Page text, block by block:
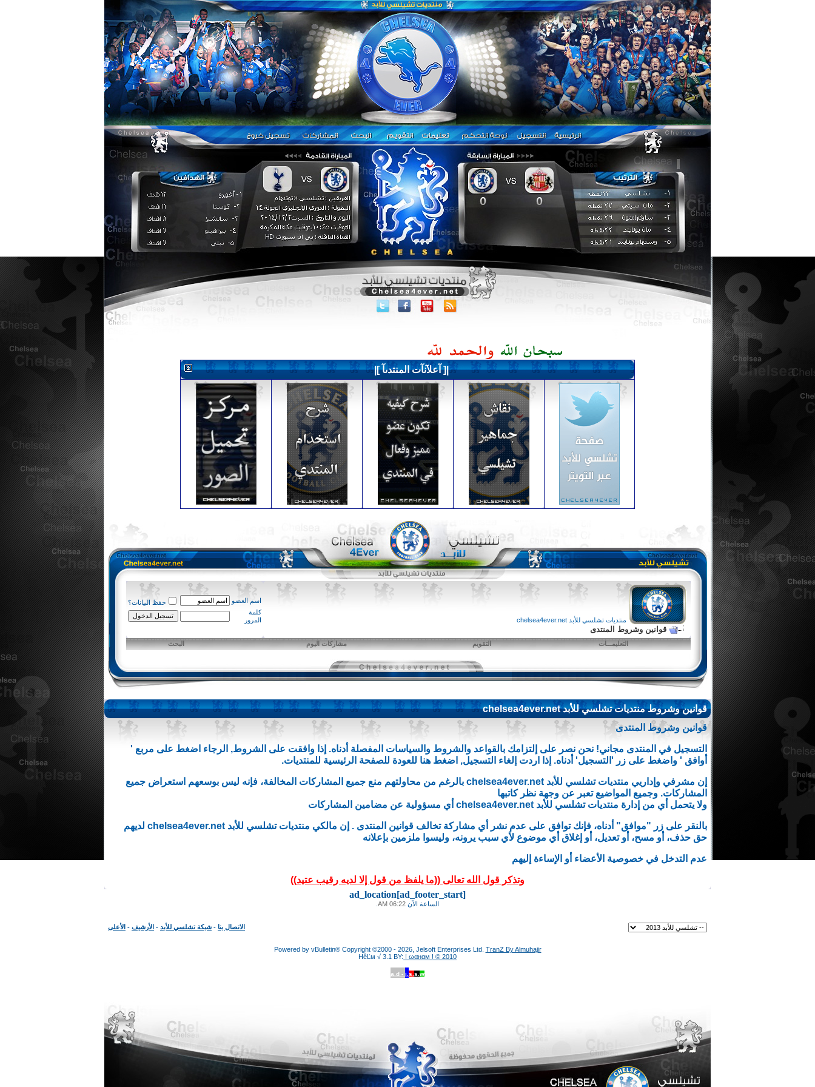
|[ آعلآنآت المنتدىآ ]|
منتديات تشلسي للأبد chelsea4ever.net
قوانين وشروط المنتدى
اسم العضو
حفظ البيانات؟
كلمة
المرور
التعليمـــات التقويم مشاركات اليوم البحث
قوانين وشروط منتديات تشلسي للأبد chelsea4ever.net
قوانين وشروط المنتدى
التسجيل في المنتدى مجاني! نحن نصر على إلتزامك بالقواعد والشروط والسياسات المفصلة أدناه. إذا وافقت على الشروط, الرجاء اضغط على مربع '
أوافق ' واضغط على زر 'التسجيل' أدناه. إذا اردت إلغاء التسجيل, اضغط هنا للعودة للصفحة الرئيسية للمنتديات.
إن مشرفي وإداريي منتديات تشلسي للأبد chelsea4ever.net بالرغم من محاولتهم منع جميع المشاركات المخالفة، فإنه ليس بوسعهم استعراض جميع
المشاركات. وجميع المواضيع تعبر عن وجهة نظر كاتبها
ولا يتحمل أي من إدارة منتديات تشلسي للأبد chelsea4ever.net أي مسؤولية عن مضامين المشاركات
بالنقر على زر "موافق" أدناه، فإنك توافق على عدم نشر أي مشاركة تخالف قوانين المنتدى . إن مالكي منتديات تشلسي للأبد chelsea4ever.net لديهم
حق حذف، أو مسح، أو تعديل، أو إغلاق أي موضوع لأي سبب يرونه، وليسوا ملزمين بإعلانه
عدم التدخل في خصوصية الأعضاء أو الإساءة إليهم
وتذكر قول الله تعالى ((ما يلفظ من قول إلا لديه رقيب عتيد))
ad_location[ad_footer_start]
الساعة الآن 06:22 AM
الاتصال بنا - شبكة تشلسي للأبد - الأرشيف - الأعلى
Powered by vBulletin® Copyright ©2000 - 2026, Jelsoft Enterprises Ltd. TranZ By Almuhajir
HêĽм √ 3.1 BY: ! ωαнαм ! © 2010
a.d - i. s. s. w